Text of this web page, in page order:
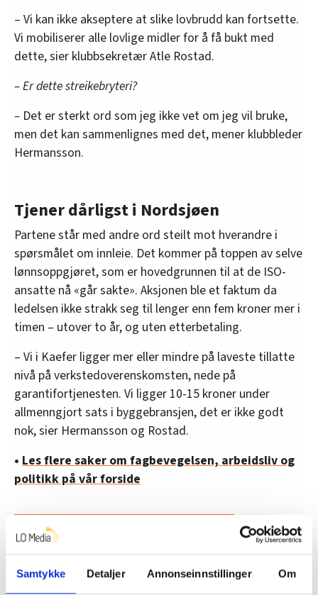
Samtykke Detaljer Annonseinnstillinger Om
– Vi kan ikke akseptere at slike lovbrudd kan fortsette.
Vi mobiliserer alle lovlige midler for å få bukt med
dette, sier klubbsekretær Atle Rostad.
– Er dette streikebryteri?
– Det er sterkt ord som jeg ikke vet om jeg vil bruke,
men det kan sammenlignes med det, mener klubbleder
Hermansson.
Tjener dårligst i Nordsjøen
Partene står med andre ord steilt mot hverandre i
spørsmålet om innleie. Det kommer på toppen av selve
lønnsoppgjøret, som er hovedgrunnen til at de ISO-
ansatte nå «går sakte». Aksjonen ble et faktum da
ledelsen ikke strakk seg til lenger enn fem kroner mer i
timen – utover to år, og uten etterbetaling.
– Vi i Kaefer ligger mer eller mindre på laveste tillatte
nivå på verkstedoverenskomsten, nede på
garantifortjenesten. Vi ligger 10-15 kroner under
allmenngjort sats i byggebransjen, det er ikke godt
nok, sier Hermansson og Rostad.
• Les flere saker om fagbevegelsen, arbeidsliv og
politikk på vår forside
Denne artikkelen er
Nyheter